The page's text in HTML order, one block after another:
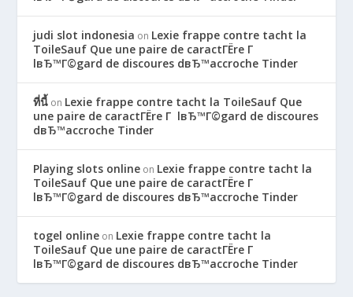
judi slot indonesia on Lexie frappe contre tacht la
ToileSauf Que une paire de caractГЁre Г
lвЂ™Г©gard de discoures dвЂ™accroche Tinder
ที่นี้ on Lexie frappe contre tacht la ToileSauf Que
une paire de caractГЁre Г lвЂ™Г©gard de discoures
dвЂ™accroche Tinder
Playing slots online on Lexie frappe contre tacht la
ToileSauf Que une paire de caractГЁre Г
lвЂ™Г©gard de discoures dвЂ™accroche Tinder
togel online on Lexie frappe contre tacht la
ToileSauf Que une paire de caractГЁre Г
lвЂ™Г©gard de discoures dвЂ™accroche Tinder